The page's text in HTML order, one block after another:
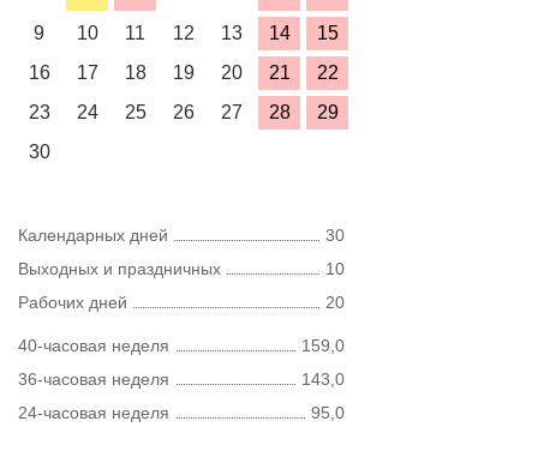
9
10 11 12 13 14
15
16
17 18 19 20 21
22
23
24 25 26 27 28
29
30
Календарных дней
30
Выходных и праздничных
10
Рабочих дней
20
40-часовая неделя
159,0
36-часовая неделя
143,0
24-часовая неделя
95,0